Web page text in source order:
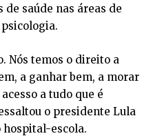
saúde nas áreas de
Nós temos o direito a
a ganhar bem, a morar
a tudo que é
o presidente Lula
hospital-escola.